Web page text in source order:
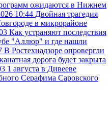
ожидаются в Нижнем
10:44 Двойная трагедия
в микрорайоне
Как устраняют последствия
"Аллюр" и где нашли
В Ростехнадзоре опровергли
дорога будет закрыта
1 августа в Дивееве
Серафима Саровского